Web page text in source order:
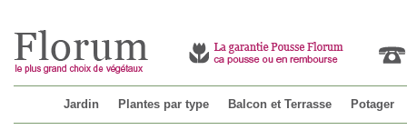
Jardin Plantes par type Balcon et Terrasse Potager